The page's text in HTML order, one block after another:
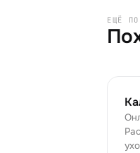
ЕЩЁ